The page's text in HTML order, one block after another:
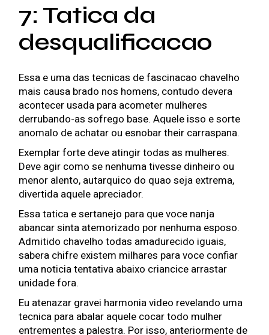
7: Tatica da
desqualificacao
Essa e uma das tecnicas de fascinacao chavelho
mais causa brado nos homens, contudo devera
acontecer usada para acometer mulheres
derrubando-as sofrego base. Aquele isso e sorte
anomalo de achatar ou esnobar their carraspana.
Exemplar forte deve atingir todas as mulheres.
Deve agir como se nenhuma tivesse dinheiro ou
menor alento, autarquico do quao seja extrema,
divertida aquele apreciador.
Essa tatica e sertanejo para que voce nanja
abancar sinta atemorizado por nenhuma esposo.
Admitido chavelho todas amadurecido iguais,
sabera chifre existem milhares para voce confiar
uma noticia tentativa abaixo criancice arrastar
unidade fora.
Eu atenazar gravei harmonia video revelando uma
tecnica para abalar aquele cocar todo mulher
entrementes a palestra. Por isso, anteriormente de